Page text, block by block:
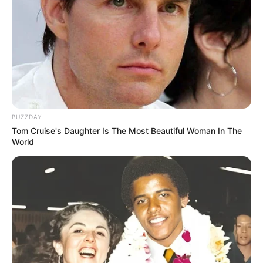
Très peu expérimenté, 1 DARYZAN tente un défi
audacieux dans ce Groupe 1. Pourtant, les signaux
sont particulièrement positifs.
Auteur de débuts impressionnants, il s’est imposé
avec beaucoup d’autorité et a laissé une excellente
impression. Depuis cette sortie, son entraîneur
indique qu’il a énormément mûri et qu’il est
désormais beaucoup plus serein.
Son potentiel demeure difficile à mesurer.
Néanmoins, son pedigree, sa progression rapide et la
un profil particulièrement séduisant. Il pourrait
franchir un nouveau palier dès cette tentative.
16 CONSTITUTION RIVER, le favori logique de
l’épreuve
Très estimé depuis ses débuts, 16 CONSTITUTION
RIVER possède le profil d’un poulain de tout
BUZZDAY
Tom Cruise's Daughter Is The Most Beautiful Woman In The
World